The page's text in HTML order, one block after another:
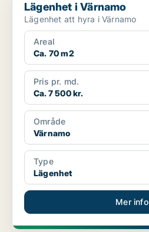
Lägenhet i Värnamo
Lägenhet att hyra i Värnamo
Areal
Ca. 70 m2
Pris pr. md.
Ca. 7 500 kr.
Område
Värnamo
Type
Lägenhet
Mer info